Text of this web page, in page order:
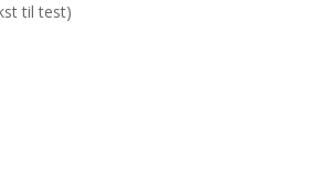
til test)